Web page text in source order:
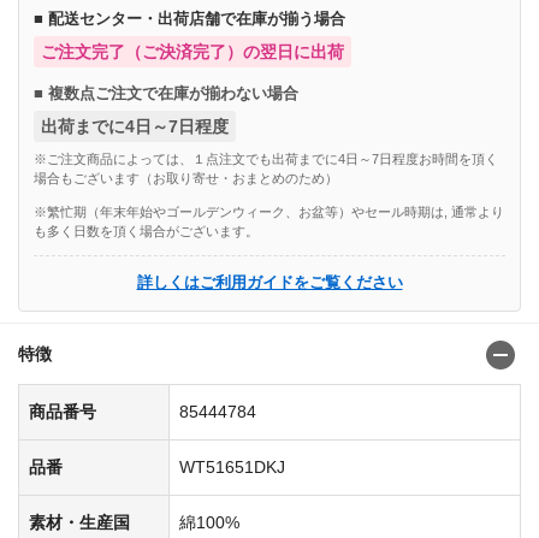
■ 配送センター・出荷店舗で在庫が揃う場合
ご注文完了（ご決済完了）の翌日に出荷
■ 複数点ご注文で在庫が揃わない場合
出荷までに4日～7日程度
※ご注文商品によっては、１点注文でも出荷までに4日～7日程度お時間を頂く
場合もございます（お取り寄せ・おまとめのため）
※繁忙期（年末年始やゴールデンウィーク、お盆等）やセール時期は, 通常より
も多く日数を頂く場合がございます。
詳しくはご利用ガイドをご覧ください
特徴
商品番号 85444784
品番 WT51651DKJ
素材・生産国
綿100%